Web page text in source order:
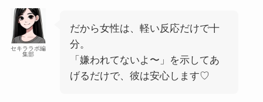
セキララボ編
集部
だから女性は、軽い反応だけで十
分。
「嫌われてないよ〜」を示してあ
げるだけで、彼は安心します♡